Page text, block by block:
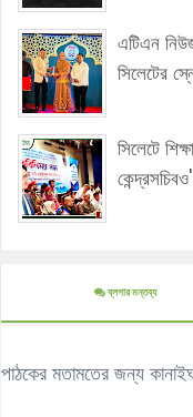
এটিএন
সিলেটের
সিলেটে
কেন্দ্রসচিবও'
ব্লগার মন্তব্য
পাঠকের মতামতের জন্য